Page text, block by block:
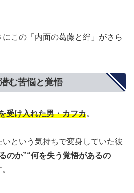
この「内面の葛藤と絆」がさら
む苦悩と覚悟
受け入れた男・カフカ。
という気持ちで変身していた彼
のか”“何を失う覚悟があるの